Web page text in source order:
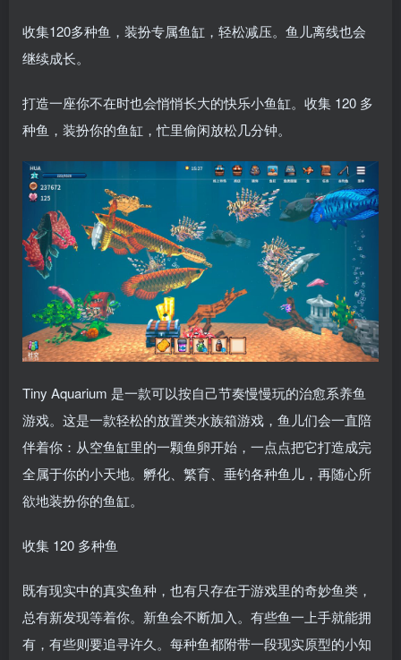
收集120多种鱼，装扮专属鱼缸，轻松减压。鱼儿离线也会
继续成长。
打造一座你不在时也会悄悄长大的快乐小鱼缸。收集 120 多
种鱼，装扮你的鱼缸，忙里偷闲放松几分钟。
Tiny Aquarium 是一款可以按自己节奏慢慢玩的治愈系养鱼
游戏。这是一款轻松的放置类水族箱游戏，鱼儿们会一直陪
伴着你：从空鱼缸里的一颗鱼卵开始，一点点把它打造成完
全属于你的小天地。孵化、繁育、垂钓各种鱼儿，再随心所
欲地装扮你的鱼缸。
收集 120 多种鱼
既有现实中的真实鱼种，也有只存在于游戏里的奇妙鱼类，
总有新发现等着你。新鱼会不断加入。有些鱼一上手就能拥
有，有些则要追寻许久。每种鱼都附带一段现实原型的小知